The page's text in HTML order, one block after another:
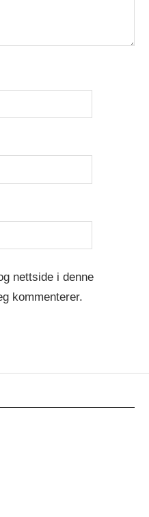
nettside i denne
kommenterer.